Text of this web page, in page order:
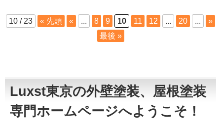
10 / 23 « 先頭 « ... 8 9 10 11 12 ... 20 ...
»
最後 »
Luxst東京の外壁塗装、屋根塗装
専門ホームページへようこそ！